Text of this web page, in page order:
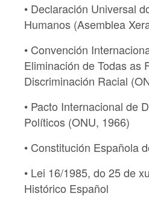
• Declaración Universal
Humanos (Asemblea
• Convención
Eliminación de Todas as
Discriminación Racial
• Pacto Internacional de
Políticos (ONU, 1966)
• Constitución Española
• Lei 16/1985, do 25 de
Histórico Español